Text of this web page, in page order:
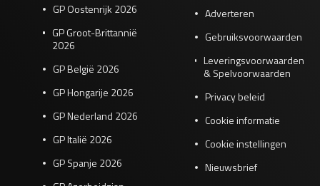
GP Oostenrijk 2026
GP Groot-Brittannië
2026
GP België 2026
GP Hongarije 2026
GP Nederland 2026
GP Italië 2026
GP Spanje 2026
Adverteren
Gebruiksvoorwaarden
Leveringsvoorwaarden
& Spelvoorwaarden
Privacy beleid
Cookie informatie
Cookie instellingen
Nieuwsbrief